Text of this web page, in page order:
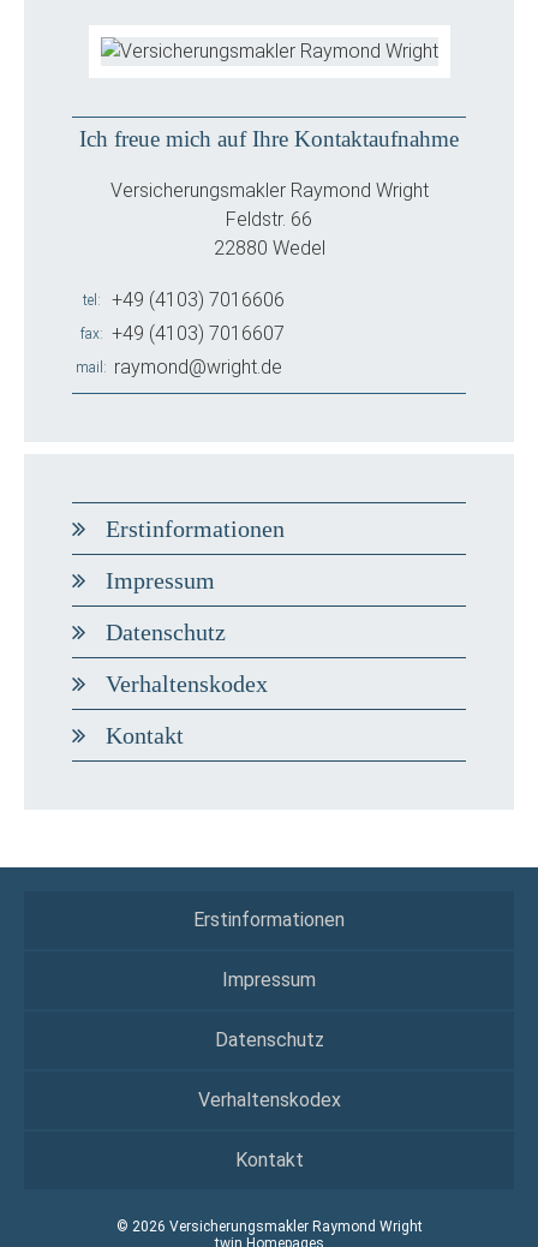
Ich freue mich auf Ihre Kontaktaufnahme
Versicherungsmakler Raymond Wright
Feldstr. 66
22880 Wedel
tel +49 (4103) 7016606
fax +49 (4103) 7016607
mail raymond@wright.de
Erstinformationen
Impressum
Datenschutz
Verhaltenskodex
Kontakt
Erstinformationen
Impressum
Datenschutz
Verhaltenskodex
Kontakt
© 2026 Versicherungsmakler Raymond Wright
twin Homepages